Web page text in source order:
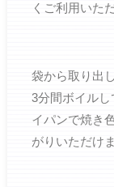
くご利用いた
袋から取り出
3分間ボイル
イパンで焼き
がりいただけま